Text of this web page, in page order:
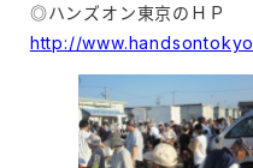
◎ハンズオン東京のＨＰ
http://